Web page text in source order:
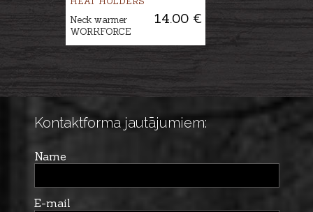
14.00 €
Neck warmer
WORKFORCE
Kontaktforma jautājumiem:
Name
E-mail